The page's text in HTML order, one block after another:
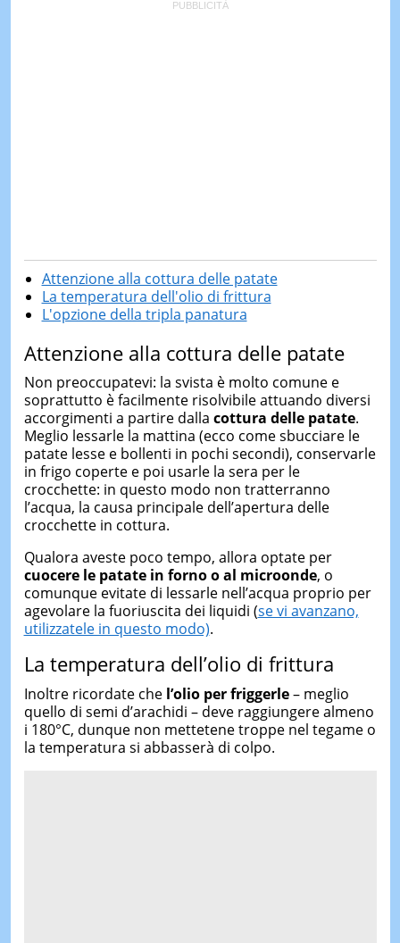
Attenzione alla cottura delle patate
La temperatura dell'olio di frittura
L'opzione della tripla panatura
Attenzione alla cottura delle patate
Non preoccupatevi: la svista è molto comune e
soprattutto è facilmente risolvibile attuando diversi
accorgimenti a partire dalla cottura delle patate.
Meglio lessarle la mattina (ecco come sbucciare le
patate lesse e bollenti in pochi secondi), conservarle
in frigo coperte e poi usarle la sera per le
crocchette: in questo modo non tratterranno
l’acqua, la causa principale dell’apertura delle
crocchette in cottura.
Qualora aveste poco tempo, allora optate per
cuocere le patate in forno o al microonde, o
comunque evitate di lessarle nell’acqua proprio per
agevolare la fuoriuscita dei liquidi (se vi avanzano,
utilizzatele in questo modo).
La temperatura dell’olio di frittura
Inoltre ricordate che l’olio per friggerle– meglio
quello di semi d’arachidi – deve raggiungere almeno
i 180°C, dunque non mettetene troppe nel tegame o
la temperatura si abbasserà di colpo.